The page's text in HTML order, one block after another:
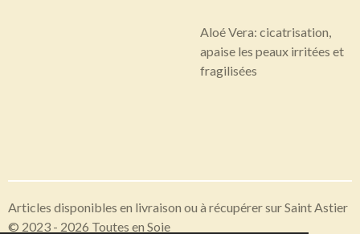
Aloé Vera: cicatrisation,
apaise les peaux irritées et
fragilisées
Articles disponibles en livraison ou à récupérer sur Saint Astier
© 2023 - 2026 Toutes en Soie